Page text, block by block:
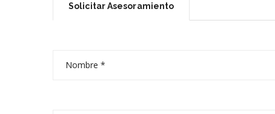
Solicitar Asesoramiento